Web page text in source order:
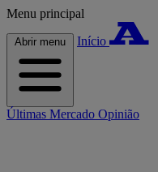
Menu principal
Abrir menu Início
Últimas Mercado Opinião